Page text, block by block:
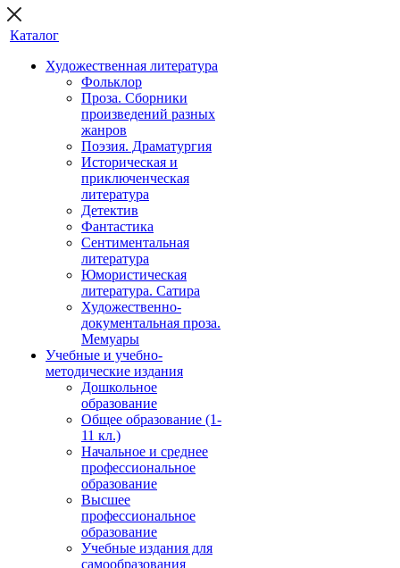
Каталог
Художественная литература
Фольклор
Проза. Сборники
произведений разных
жанров
Поэзия. Драматургия
Историческая и
приключенческая
литература
Детектив
Фантастика
Сентиментальная
литература
Юмористическая
литература. Сатира
Художественно-
документальная проза.
Мемуары
Учебные и учебно-
методические издания
Дошкольное
образование
Общее образование (1-
11 кл.)
Начальное и среднее
профессиональное
образование
Высшее
профессиональное
образование
Учебные издания для
самообразования